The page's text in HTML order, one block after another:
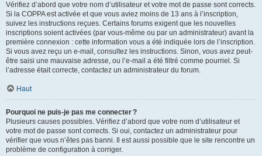
Vérifiez d’abord que votre nom d’utilisateur et votre mot de passe sont corrects.
Si la COPPA est activée et que vous aviez moins de 13 ans à l’inscription,
suivez les instructions reçues. Certains forums exigent que les nouvelles
inscriptions soient activées (par vous-même ou par un administrateur) avant la
première connexion : cette information vous a été indiquée lors de l’inscription.
Si vous avez reçu un e-mail, consultez les instructions. Sinon, vous avez peut-
être saisi une mauvaise adresse, ou l’e-mail a été filtré comme pourriel. Si
l’adresse était correcte, contactez un administrateur du forum.
Haut
Pourquoi ne puis-je pas me connecter ?
Plusieurs causes possibles. Vérifiez d’abord que votre nom d’utilisateur et
votre mot de passe sont corrects. Si oui, contactez un administrateur pour
vérifier que vous n’êtes pas banni. Il est aussi possible que le site rencontre un
problème de configuration à corriger.